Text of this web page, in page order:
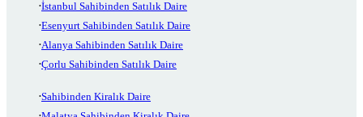
İstanbul Sahibinden Satılık Daire
Esenyurt Sahibinden Satılık Daire
Alanya Sahibinden Satılık Daire
Çorlu Sahibinden Satılık Daire
Sahibinden Kiralık Daire